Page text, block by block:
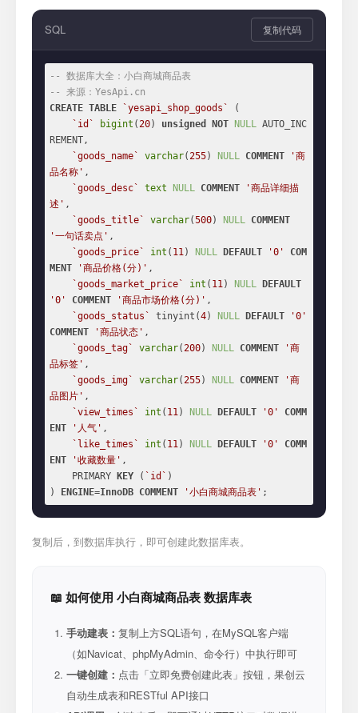
SQL 复制代码
-- 数据库大全：小白商城商品表
-- 来源：YesApi.cn
CREATE TABLE `yesapi_shop_goods`
(
`id`
bigint (20) unsigned NOT NULL AUTO_INC
REMENT,
`goods_name`
varchar(255) NULL COMMENT
'商
品名称' ,
`goods_desc`
text NULL COMMENT
'商品详细描
述' ,
`goods_title`
varchar(500) NULL COMMENT
'一句话卖点' ,
`goods_price`
int ( 11) NULL DEFAULT '0'
COM
MENT
'商品价格(分)' ,
`goods_market_price`
int ( 11) NULL
DEFAULT
'0'
COMMENT '商品市场价格(分)' ,
`goods_status`
tinyint(4) NULL DEFAULT
'0'
COMMENT
'商品状态' ,
`goods_tag`
varchar(200) NULL COMMENT
'商
品标签' ,
`goods_img`
varchar(255) NULL COMMENT
'商
品图片' ,
`view_times`
int ( 11) NULL DEFAULT '0'
COMM
ENT
'人气' ,
`like_times`
int ( 11) NULL DEFAULT '0'
COMM
ENT
'收藏数量' ,
    PRIMARY
KEY ( `id` )
)
ENGINE=InnoDB COMMENT '小白商城商品表' ;
复制后，到数据库执行，即可创建此数据库表。
📖 如何使用 小白商城商品表 数据库表
手动建表： 复制上方SQL语句，在MySQL客户端
（如Navicat、phpMyAdmin、命令行）中执行即可
一键创建： 点击「立即免费创建此表」按钮，果创云
自动生成表和RESTful API接口